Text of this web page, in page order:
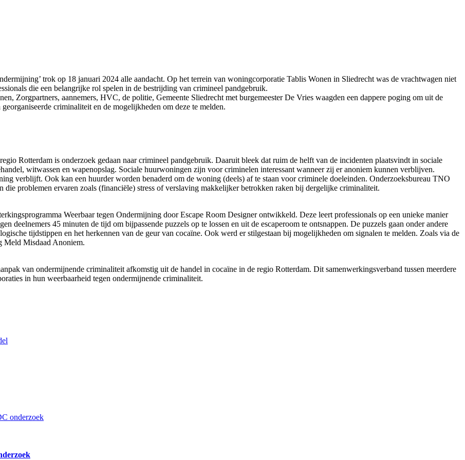
trok op 18 januari 2024 alle aandacht. Op het terrein van woningcorporatie Tablis Wonen in Sliedrecht was de vrachtwagen niet
die een belangrijke rol spelen in de bestrijding van crimineel pandgebruik.
Zorgpartners, aannemers, HVC, de politie, Gemeente Sliedrecht met burgemeester De Vries waagden een dappere poging om uit de
criminaliteit en de mogelijkheden om deze te melden.
Rotterdam is onderzoek gedaan naar crimineel pandgebruik. Daaruit bleek dat ruim de helft van de incidenten plaatsvindt in sociale
witwassen en wapenopslag. Sociale huurwoningen zijn voor criminelen interessant wanneer zij er anoniem kunnen verblijven.
verblijft. Ook kan een huurder worden benaderd om de woning (deels) af te staan voor criminele doeleinden. Onderzoeksbureau TNO
die problemen ervaren zoals (financiële) stress of verslaving makkelijker betrokken raken bij dergelijke criminaliteit.
Weerbaar tegen Ondermijning door Escape Room Designer ontwikkeld. Deze leert professionals op een unieke manier
deelnemers 45 minuten de tijd om bijpassende puzzels op te lossen en uit de escaperoom te ontsnappen. De puzzels gaan onder andere
tijdstippen en het herkennen van de geur van cocaïne. Ook werd er stilgestaan bij mogelijkheden om signalen te melden. Zoals via de
Meld Misdaad Anoniem.
van ondermijnende criminaliteit afkomstig uit de handel in cocaïne in de regio Rotterdam. Dit samenwerkingsverband tussen meerdere
in hun weerbaarheid tegen ondermijnende criminaliteit.